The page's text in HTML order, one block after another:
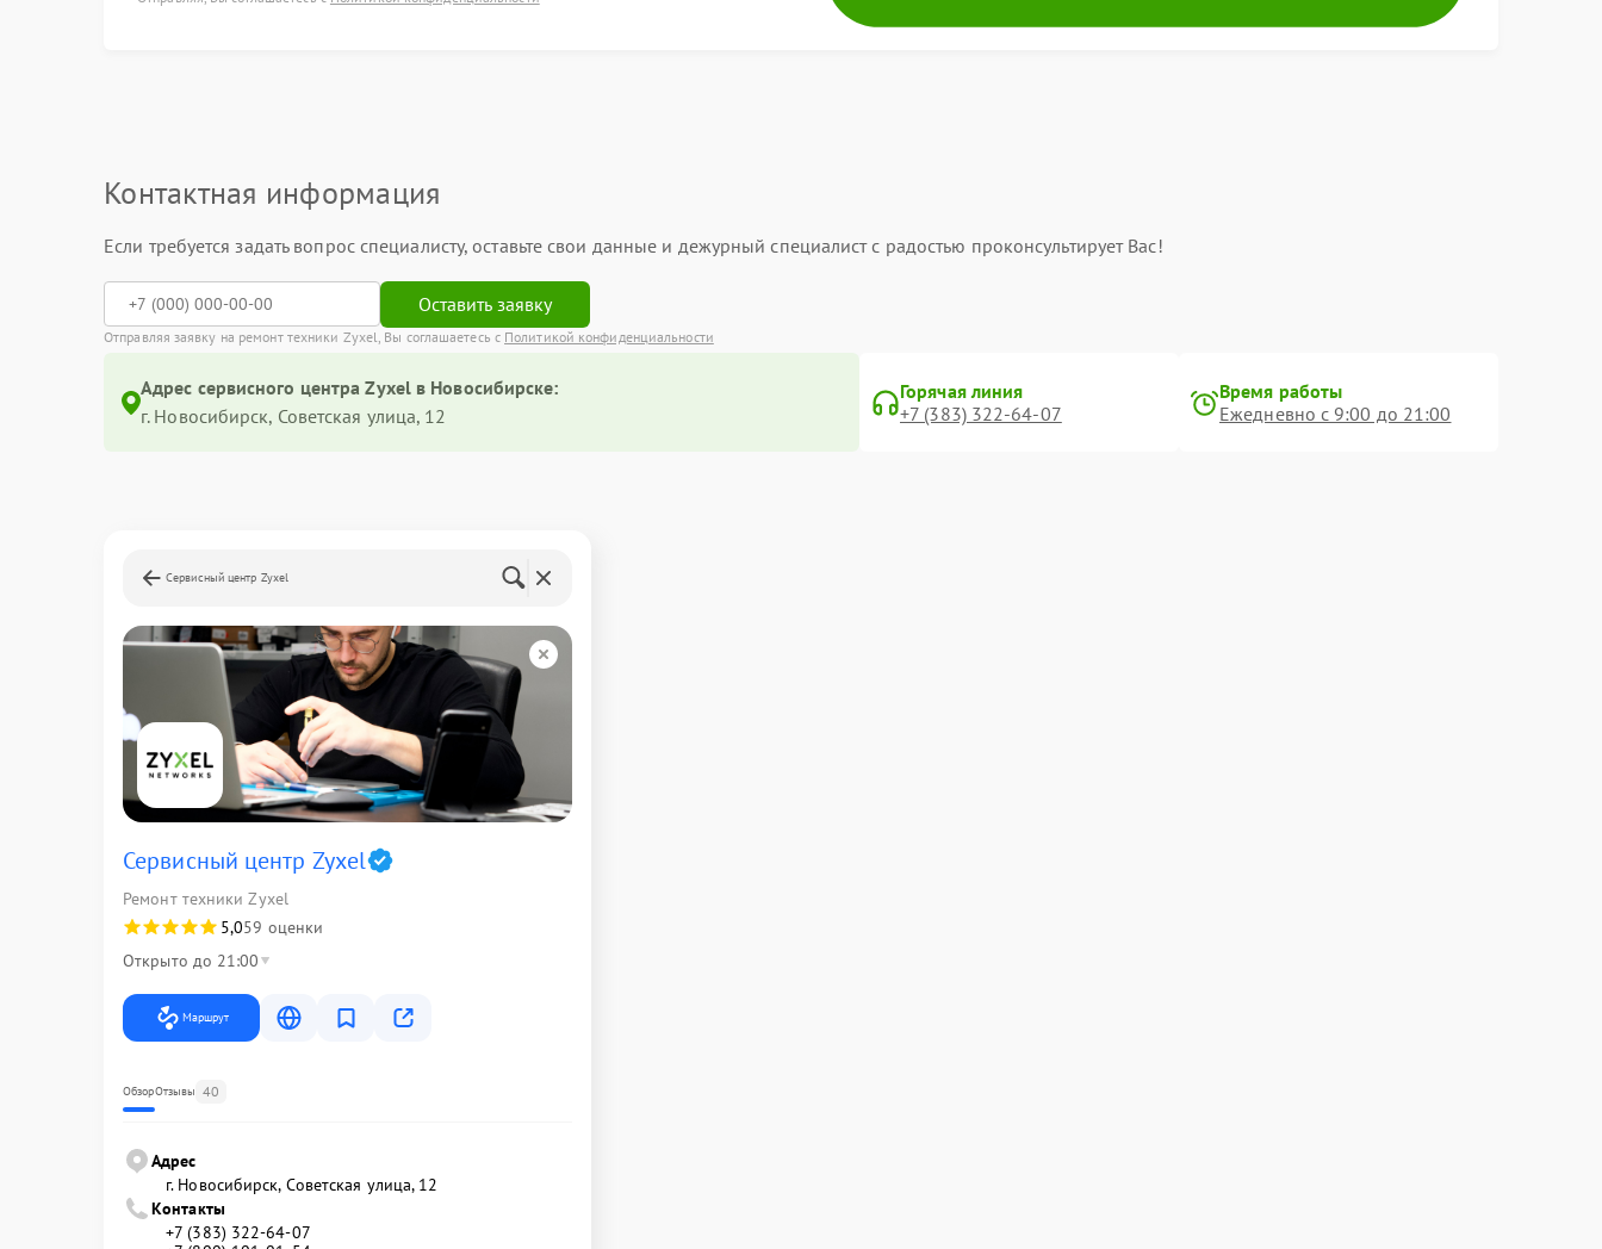
Контактная информация
Если требуется задать вопрос специалисту, оставьте свои данные и дежурный специалист с радостью проконсультирует Вас!
Оставить заявку
Отправляя заявку на ремонт техники Zyxel, Вы соглашаетесь с Политикой конфиденциальности
Адрес сервисного центра Zyxel в Новосибирске:
г. Новосибирск, Советская улица, 12
Горячая линия
+7 (383) 322-64-07
Время работы
Ежедневно с 9:00 до 21:00
Сервисный центр Zyxel
Сервисный центр Zyxel
Ремонт техники Zyxel
5,059 оценки
Открыто до 21:00
Маршрут
ОбзорОтзывы 40
Адрес
г. Новосибирск, Советская улица, 12
Контакты
+7 (383) 322-64-07